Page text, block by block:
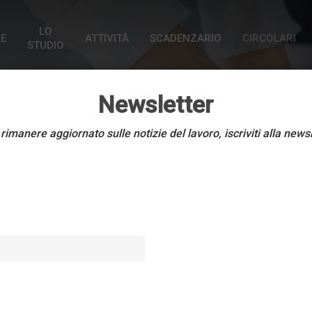
LO
STUDIO
ATTIVITÀ SCADENZARIO CIRCOLARI
Alimentare –
Newsletter
rimanere aggiornato sulle notizie del lavoro, iscriviti alla